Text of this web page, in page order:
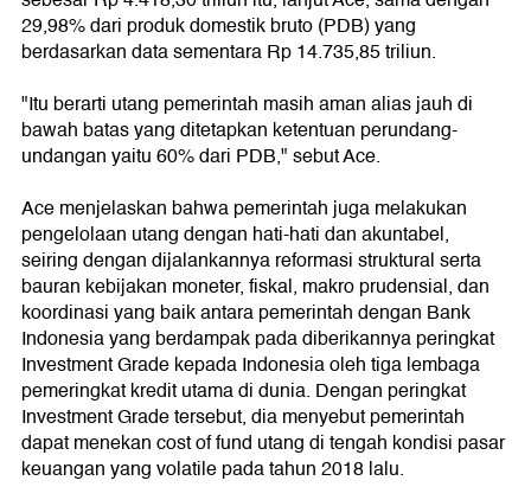
29,98% dari produk domestik bruto (PDB) yang
berdasarkan data sementara Rp 14.735,85 triliun.
"Itu berarti utang pemerintah masih aman alias jauh di
bawah batas yang ditetapkan ketentuan perundang-
undangan yaitu 60% dari PDB," sebut Ace.
Ace menjelaskan bahwa pemerintah juga melakukan
pengelolaan utang dengan hati-hati dan akuntabel,
seiring dengan dijalankannya reformasi struktural serta
bauran kebijakan moneter, fiskal, makro prudensial, dan
koordinasi yang baik antara pemerintah dengan Bank
Indonesia yang berdampak pada diberikannya peringkat
Investment Grade kepada Indonesia oleh tiga lembaga
pemeringkat kredit utama di dunia. Dengan peringkat
Investment Grade tersebut, dia menyebut pemerintah
dapat menekan cost of fund utang di tengah kondisi pasar
keuangan yang volatile pada tahun 2018 lalu.